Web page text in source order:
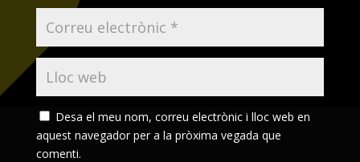
Desa el meu nom, correu electrònic i lloc web en
aquest navegador per a la pròxima vegada que
comenti.